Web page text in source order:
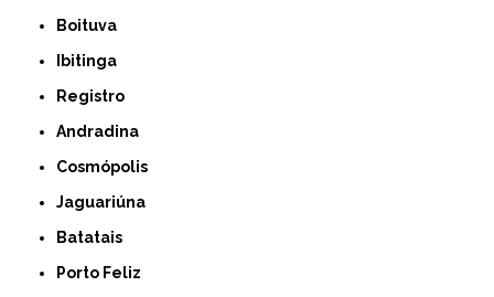
Boituva
Ibitinga
Registro
Andradina
Cosmópolis
Jaguariúna
Batatais
Porto Feliz